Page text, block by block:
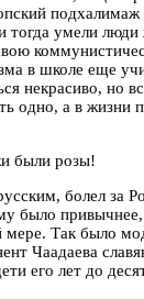
тогда умели люди
в школе еще
некрасиво, но
одно, а в жизни
были розы!
болел за
было
мере. Так было
Чаадаева
его лет до